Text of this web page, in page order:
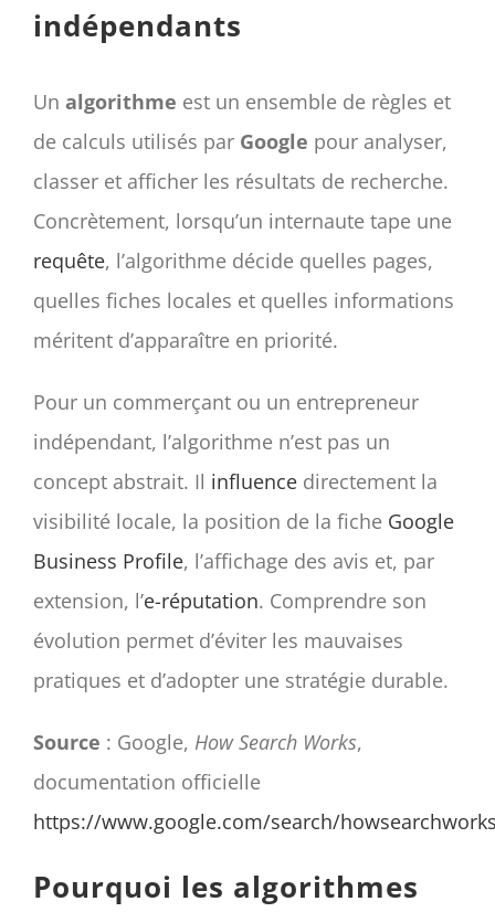
indépendants
Un algorithme est un ensemble de règles et
de calculs utilisés par Google pour analyser,
classer et afficher les résultats de recherche.
Concrètement, lorsqu’un internaute tape une
requête, l’algorithme décide quelles pages,
quelles fiches locales et quelles informations
méritent d’apparaître en priorité.
Pour un commerçant ou un entrepreneur
indépendant, l’algorithme n’est pas un
concept abstrait. Il influencedirectement la
visibilité locale, la position de la fiche Google
Business Profile, l’affichage des avis et, par
extension, l’e-réputation. Comprendre son
évolution permet d’éviter les mauvaises
pratiques et d’adopter une stratégie durable.
Source : Google, How Search Works,
documentation officielle
https://www.google.com/search/
Pourquoi les algorithmes